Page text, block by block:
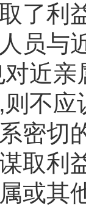
了利
员与
近亲
不应
密切
取利
或其